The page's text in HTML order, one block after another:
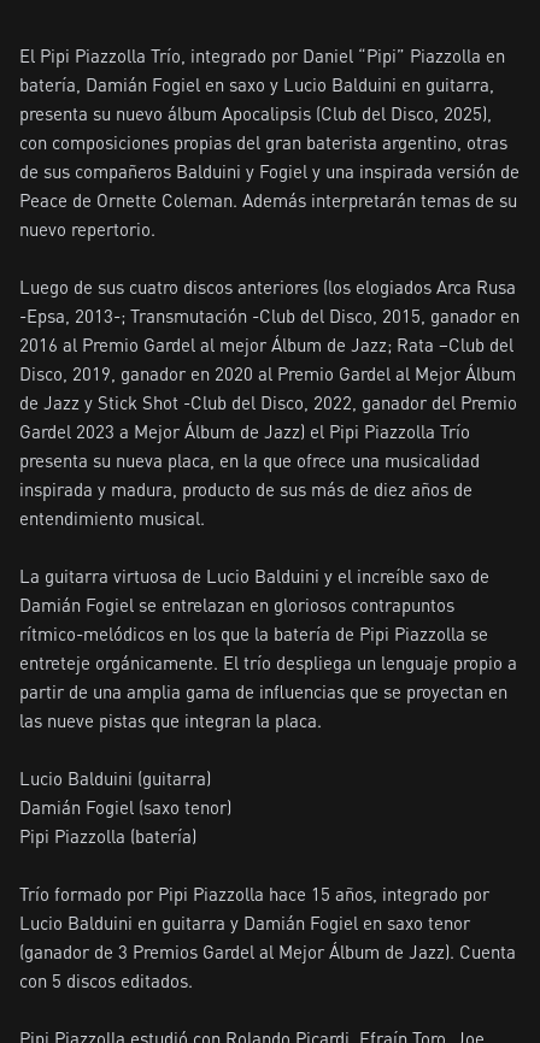
El Pipi Piazzolla Trío, integrado por Daniel “Pipi” Piazzolla en
batería, Damián Fogiel en saxo y Lucio Balduini en guitarra,
presenta su nuevo álbum Apocalipsis (Club del Disco, 2025),
con composiciones propias del gran baterista argentino, otras
de sus compañeros Balduini y Fogiel y una inspirada versión de
Peace de Ornette Coleman. Además interpretarán temas de su
nuevo repertorio.
Luego de sus cuatro discos anteriores (los elogiados Arca Rusa
-Epsa, 2013-; Transmutación -Club del Disco, 2015, ganador en
2016 al Premio Gardel al mejor Álbum de Jazz; Rata –Club del
Disco, 2019, ganador en 2020 al Premio Gardel al Mejor Álbum
de Jazz y Stick Shot -Club del Disco, 2022, ganador del Premio
Gardel 2023 a Mejor Álbum de Jazz) el Pipi Piazzolla Trío
presenta su nueva placa, en la que ofrece una musicalidad
inspirada y madura, producto de sus más de diez años de
entendimiento musical.
La guitarra virtuosa de Lucio Balduini y el increíble saxo de
Damián Fogiel se entrelazan en gloriosos contrapuntos
rítmico-melódicos en los que la batería de Pipi Piazzolla se
entreteje orgánicamente. El trío despliega un lenguaje propio a
partir de una amplia gama de influencias que se proyectan en
las nueve pistas que integran la placa.
Lucio Balduini (guitarra)
Damián Fogiel (saxo tenor)
Pipi Piazzolla (batería)
Trío formado por Pipi Piazzolla hace 15 años, integrado por
Lucio Balduini en guitarra y Damián Fogiel en saxo tenor
(ganador de 3 Premios Gardel al Mejor Álbum de Jazz). Cuenta
con 5 discos editados.
Pipi Piazzolla estudió con Rolando Picardi, Efraín Toro, Joe